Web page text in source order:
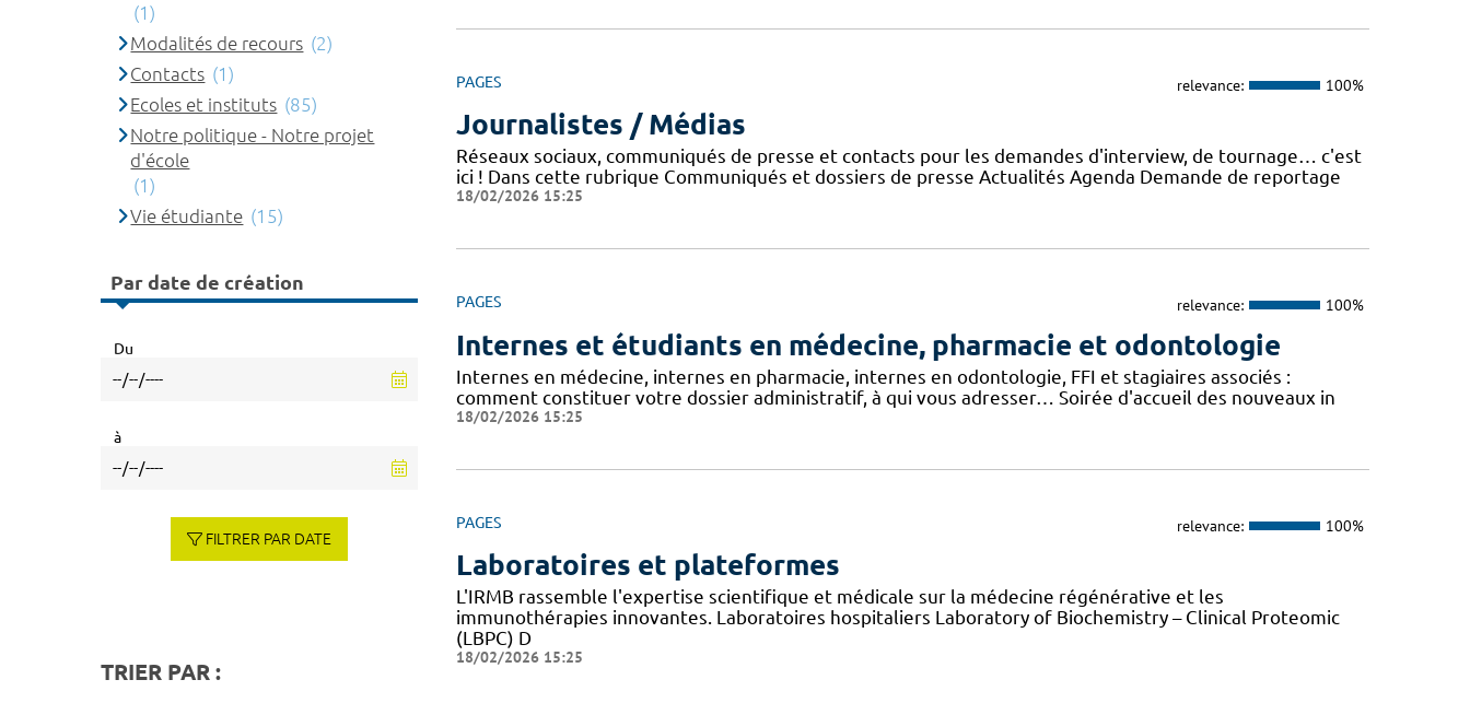
PAGES relevance: 100%
Journalistes / Médias
Réseaux sociaux, communiqués de presse et contacts pour les demandes d'interview, de tournage… c'est
ici ! Dans cette rubrique Communiqués et dossiers de presse Actualités Agenda Demande de reportage
18/02/2026 15:25
PAGES relevance: 100%
Internes et étudiants en médecine, pharmacie et odontologie
Internes en médecine, internes en pharmacie, internes en odontologie, FFI et stagiaires associés :
comment constituer votre dossier administratif, à qui vous adresser… Soirée d'accueil des nouveaux in
18/02/2026 15:25
PAGES relevance: 100%
Laboratoires et plateformes
L'IRMB rassemble l'expertise scientifique et médicale sur la médecine régénérative et les
immunothérapies innovantes. Laboratoires hospitaliers Laboratory of Biochemistry – Clinical Proteomic
(LBPC) D
18/02/2026 15:25
(1)
Modalités de recours (2)
Contacts (1)
Ecoles et instituts (85)
Notre politique - Notre projet
d'école
(1)
Vie étudiante (15)
Par date de création
Du
à
FILTRER PAR DATE
TRIER PAR :